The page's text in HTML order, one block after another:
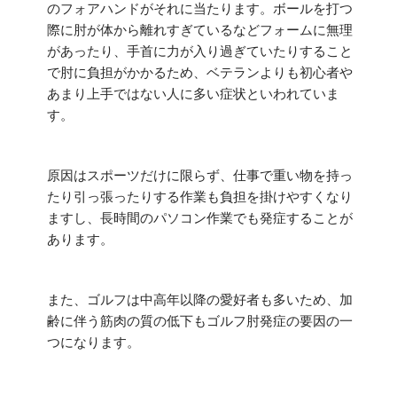
のフォアハンドがそれに当たります。ボールを打つ
際に肘が体から離れすぎているなどフォームに無理
があったり、手首に力が入り過ぎていたりすること
で肘に負担がかかるため、ベテランよりも初心者や
あまり上手ではない人に多い症状といわれていま
す。
原因はスポーツだけに限らず、仕事で重い物を持っ
たり引っ張ったりする作業も負担を掛けやすくなり
ますし、長時間のパソコン作業でも発症することが
あります。
また、ゴルフは中高年以降の愛好者も多いため、加
齢に伴う筋肉の質の低下もゴルフ肘発症の要因の一
つになります。